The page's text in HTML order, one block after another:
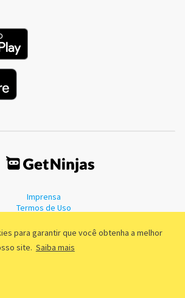
para garantir que você obtenha a melhor
site. Saiba mais
Imprensa
Termos de Uso
LTDA. CNPJ 55.744.877/0001-89 - Rua Dr.
85 - 3º andar - São Paulo/SP - Brasil